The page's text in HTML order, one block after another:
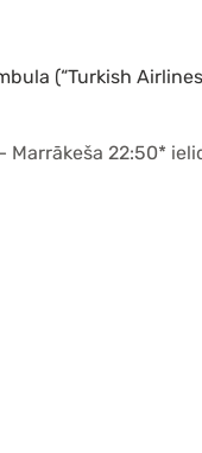
(“Turkish
Marrākeša 22:50*